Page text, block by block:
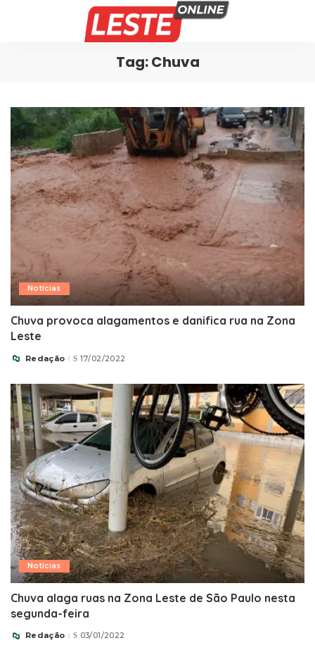
Tag:Chuva
Notícias
Chuva provoca alagamentos e danifica rua na Zona
Leste
Posted
Redação 17/02/2022
Notícias
Chuva alaga ruas na Zona Leste de São Paulo nesta
segunda-feira
Posted
Redação 03/01/2022